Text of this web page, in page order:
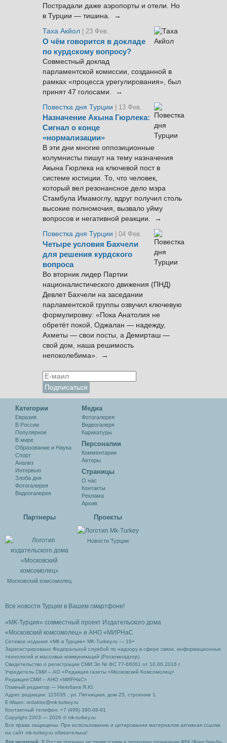
Пострадали даже аэропорты и отели. Но
в Турции — тишина. →
Таха Акйол | 23 Фев.
О чём говорится в докладе
по курдскому вопросу?
Совместный доклад
парламентской комиссии, созданной в
рамках «процесса урегулирования», был
принят 47 голосами. →
Повестка дня Турции
| 13 Фев.
Назначение Акына Гюрлека:
Сигнал о конце
«нормализации»
В эти дни многие оппозиционные
колумнисты пишут на тему назначения
Акына Гюрлека на ключевой пост в
системе юстиции. То, что человек,
который вел резонансное дело мэра
Стамбула Имамоглу, вдруг получил столь
высокие полномочия, вызвало уйму
вопросов и негативной реакции. →
Повестка дня Турции
| 04 Фев.
Четыре условия Бахчели
для решения курдского
вопроса
Во вторник лидер Партии
националистического движения (ПНД)
Девлет Бахчели на заседании
парламентской группы озвучил ключевую
формулировку: «Пока Анатолия не
обретёт покой, Оджалан — надежду,
Ахметы — свои посты, а Демирташ —
свой дом, наша решимость
непоколебима». →
Категории
Евразия
В России
Популярное
В мире
Образование и Наука
Спорт
Анализ
Интервью
Злоба дня
Фотогалерея
Видеогалерея
Медиа
Фотогалерея
Видеогалеря
Карикатуры
Персоналии
Комментарии
Авторы
Cтраницы
О нас
Контакты
Реклама
Архив
Партнеры
Московский комсомолец
Проекты
Новости Турции
Все новости Турции в Вашем смартфоне!
«МК-Турция» совместный проект Издательского дома
«Московский комсомолец» и АНО «МИРНаС
Сетевое издание «МК в Турции» MK-Turkey.ru — 16+
Зарегистрировано Федеральной службой по надзору в сфере связи, информационных
технологий и массовых коммуникаций (Роскомнадзор).
Свидетельство о регистрации СМИ Эл № ФС 77-66061 от 10.06.2016 г.
Учредитель СМИ – АО «Редакция газеты «Московский Комсомолец»
Редакция СМИ – АНО «МИРНаС»
Главный редактор — Ниязбаев Я.Ю.
Адрес редакции: 115035 , ул. Пятницкая, дом 25, строение 1.
Е-Маил: redaktor@mk-turkey.ru
Контактный телефон: +7 (499) 390-08-91
Copyright 2003 — 2026 © mk-turkey.ru
Все права защищены. При использовании и цитировании материалов активная ссылка
на сайт mk-turkey.ru обязательна!